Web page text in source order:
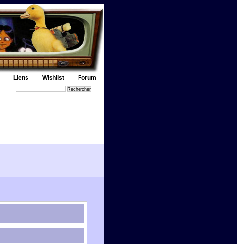
Liens Wishlist Forum